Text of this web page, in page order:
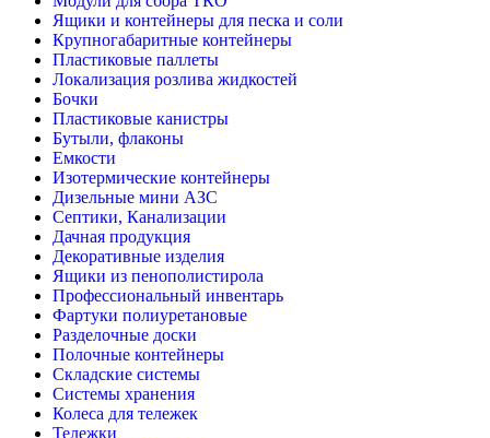
Ящики и контейнеры для песка и соли
Крупногабаритные контейнеры
Пластиковые паллеты
Локализация розлива жидкостей
Бочки
Пластиковые канистры
Бутыли, флаконы
Емкости
Изотермические контейнеры
Дизельные мини АЗС
Септики, Канализации
Дачная продукция
Декоративные изделия
Ящики из пенополистирола
Профессиональный инвентарь
Фартуки полиуретановые
Разделочные доски
Полочные контейнеры
Складские системы
Системы хранения
Колеса для тележек
Тележки